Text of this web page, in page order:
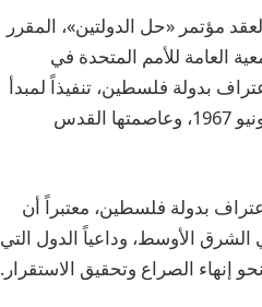
مؤتمر «حل الدولتين»، المقرر
للجمعية العامة للأمم المتحدة في
بدولة فلسطين، تنفيذاً لمبدأ
حل الدولتين، وإقامة الدولة الفلسطينية المستقلة على حدود الرابع من يونيو 1967، وعاصمتها القدس
بدولة فلسطين، معتبراً أن
الأوسط، وداعياً الدول التي
إنهاء الصراع وتحقيق الاستقرار.